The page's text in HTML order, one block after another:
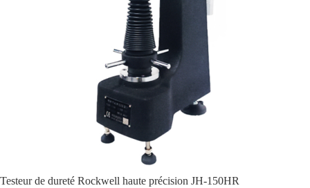
Testeur de dureté Rockwell haute précision JH-150HR